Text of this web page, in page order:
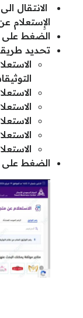
الانتقال
الإِستعلام
الضغط على
تحديد
الضغط على